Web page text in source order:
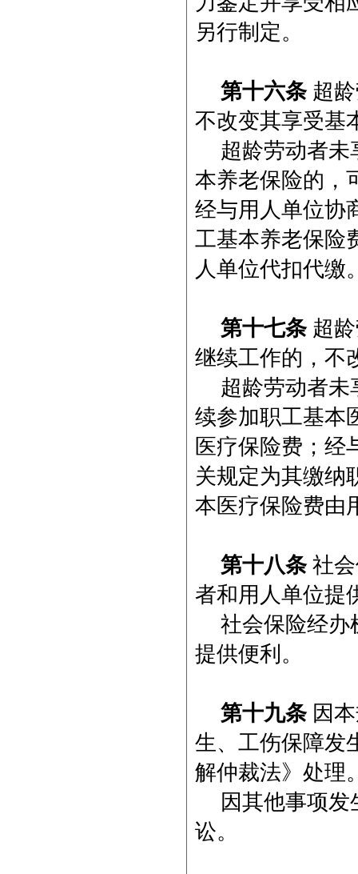
另行制定。
第十六条超龄
不改变其享受基
超龄劳动者未
本养老保险的，
经与用人单位协
工基本养老保险
人单位代扣代缴
第十七条超龄
继续工作的，不
超龄劳动者未
续参加职工基本
医疗保险费；经
关规定为其缴纳
本医疗保险费由
第十八条社会
者和用人单位提
社会保险经办
提供便利。
第十九条因本
生、工伤保障发
解仲裁法》处理
因其他事项
讼。